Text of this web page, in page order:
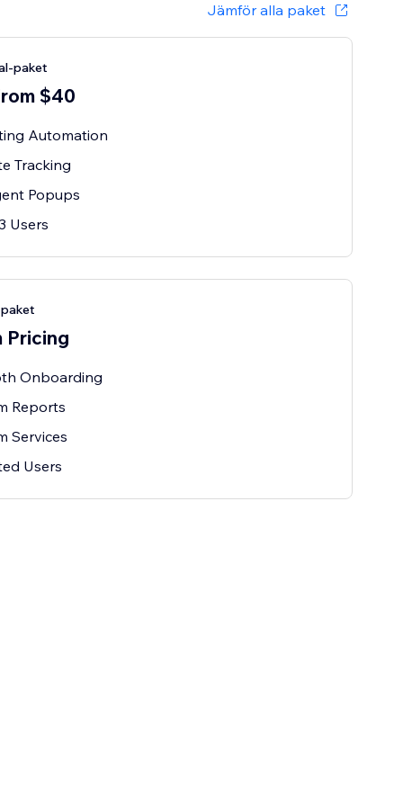
Jämför alla paket
paket
$40
Automation
Tracking
Popups
Users
Pricing
Onboarding
Reports
Services
Users